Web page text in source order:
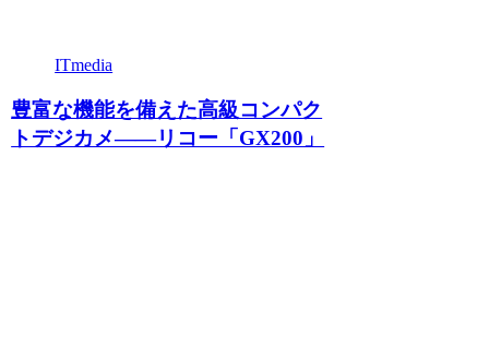
ITmedia
豊富な機能を備えた高級コンパク
トデジカメ――リコー「GX200」